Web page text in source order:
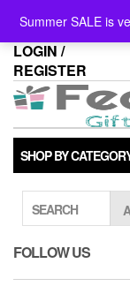
the
content
Summer SALE is
info@feelings-
LOGIN /
REGISTER
SHOP BY
SEARCH
FOLLOW US